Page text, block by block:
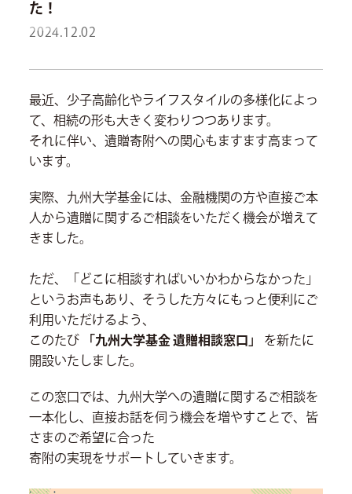
た！
2024.12.02
最近、少子高齢化やライフスタイルの多様化によっ
て、相続の形も大きく変わりつつあります。
それに伴い、遺贈寄附への関心もますます高まって
います。
実際、九州大学基金には、金融機関の方や直接ご本
人から遺贈に関するご相談をいただく機会が増えて
きました。
ただ、「どこに相談すればいいかわからなかった」
というお声もあり、そうした方々にもっと便利にご
利用いただけるよう、
このたび
「九州大学基金 遺贈相談窓口」
を新たに
開設いたしました。
この窓口では、九州大学への遺贈に関するご相談を
一本化し、直接お話を伺う機会を増やすことで、皆
さまのご希望に合った
寄附の実現をサポートしていきます。